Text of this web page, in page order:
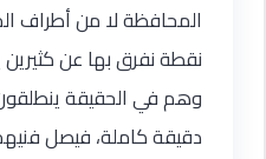
المحافظة لا من أطراف
نقطة نفرق بها عن
وهم في الحقيقة
دقيقة كاملة، فيصل